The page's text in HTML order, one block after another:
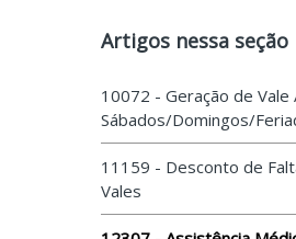
Artigos nessa seção
10072 - Geração de Vale
Sábados/Domingos/
11159 - Desconto de
Vales